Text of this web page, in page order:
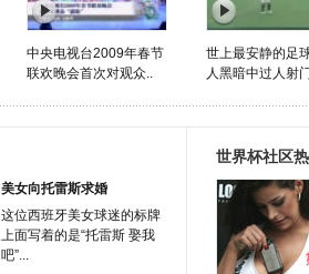
中央电视台2009年春节
联欢晚会首次对观众..
世上最安静的足
人黑暗中过人射
美女向托雷斯求婚
这位西班牙美女球迷的标牌
上面写着的是“托雷斯 娶我
吧”...
世界杯社区